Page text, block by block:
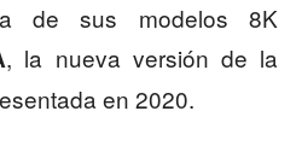
de sus modelos 8K
, la nueva versión de la
en 2020.